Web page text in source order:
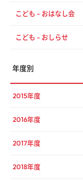
こども - おはなし会
こども - おしらせ
年度別
2015年度
2016年度
2017年度
2018年度